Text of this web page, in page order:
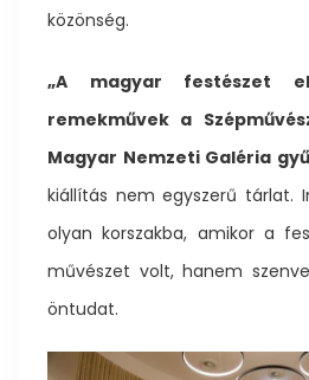
közönség.
„A magyar festészet
remekművek a
Magyar Nemzeti Galéria
kiállítás nem egyszerű tárlat.
olyan korszakba, amikor a
művészet volt, hanem
öntudat.